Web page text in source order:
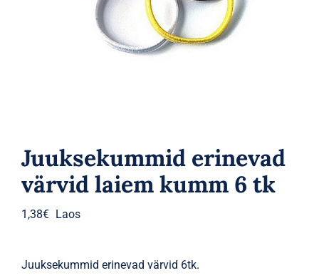
Juuksekummid erinevad
värvid laiem kumm 6 tk
1,38€ Laos
Juuksekummid erinevad värvid 6tk.